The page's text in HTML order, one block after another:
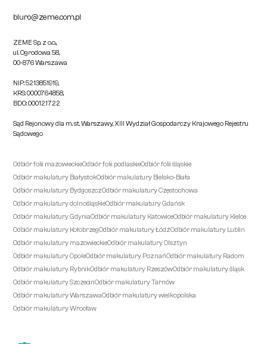
biuro@zeme.com.pl
ZEME Sp. z o.o.,
ul. Ogrodowa 58,
00-876 Warszawa
NIP: 5213851919,
KRS: 0000764858,
BDO: 000121722
Sąd Rejonowy dla m. st. Warszawy, XIII Wydział Gospodarczy Krajowego Rejestru
Sądowego
Odbiór folii mazowieckieOdbiór folii podlaskieOdbiór folii śląskie
Odbiór makulatury BiałystokOdbiór makulatury Bielsko-Biała
Odbiór makulatury BydgoszczOdbiór makulatury Częstochowa
Odbiór makulatury dolnośląskieOdbiór makulatury Gdańsk
Odbiór makulatury GdyniaOdbiór makulatury KatowiceOdbiór makulatury Kielce
Odbiór makulatury KołobrzegOdbiór makulatury ŁódźOdbiór makulatury Lublin
Odbiór makulatury mazowieckieOdbiór makulatury Olsztyn
Odbiór makulatury OpoleOdbiór makulatury PoznańOdbiór makulatury Radom
Odbiór makulatury RybnikOdbiór makulatury RzeszówOdbiór makulatury śląsk
Odbiór makulatury SzczecinOdbiór makulatury Tarnów
Odbiór makulatury WarszawaOdbiór makulatury wielkopolska
Odbiór makulatury Wrocław